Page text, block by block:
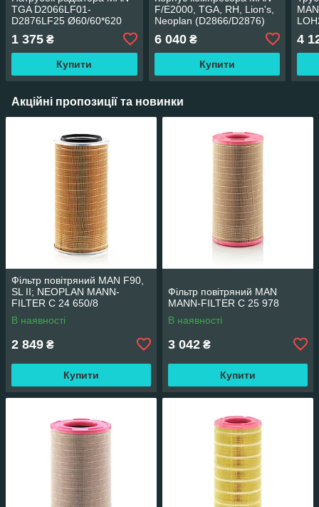
TGA D2066LF01-
D2876LF25 Ø60/60*620
1 375 ₴
Купити
F/E2000, TGA, RH, Lion's,
Neoplan (D2866/D2876)
6 040₴
Купити
4
Акційні пропозиції та новинки
Фільтр повітряний MAN F90,
SL II; NEOPLAN MANN-
FILTER C 24 650/8
В наявності
2 849 ₴
Купити
Фільтр повітряний MAN
MANN-FILTER C 25 978
В наявності
3 042 ₴
Купити